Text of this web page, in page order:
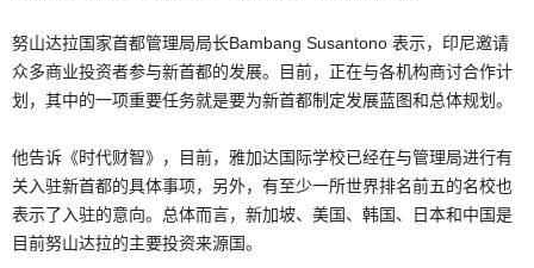
努山达拉国家首都管理局局长Bambang Susantono 表示，印尼邀请
众多商业投资者参与新首都的发展。目前，正在与各机构商讨合作计
划，其中的一项重要任务就是要为新首都制定发展蓝图和总体规划。
他告诉《时代财智》，目前，雅加达国际学校已经在与管理局进行有
关入驻新首都的具体事项，另外，有至少一所世界排名前五的名校也
表示了入驻的意向。总体而言，新加坡、美国、韩国、日本和中国是
目前努山达拉的主要投资来源国。